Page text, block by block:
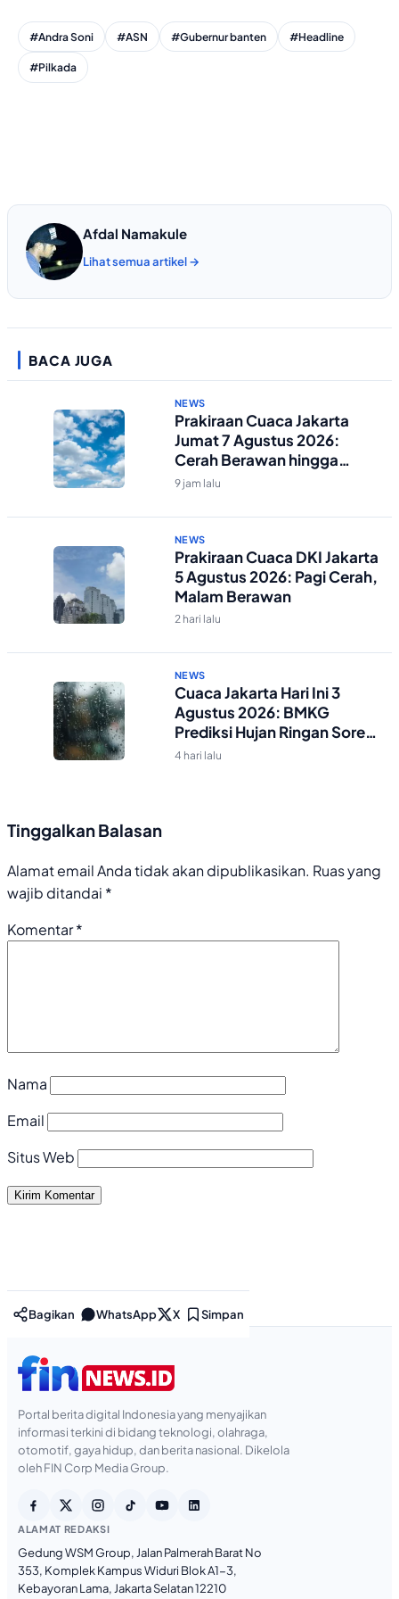
#Andra Soni #ASN #Gubernur banten #Headline
#Pilkada
Afdal Namakule
Lihat semua artikel →
BACA JUGA
NEWS
Prakiraan Cuaca Jakarta
Jumat 7 Agustus 2026:
Cerah Berawan hingga
Malam
9 jam lalu
NEWS
Prakiraan Cuaca DKI Jakarta
5 Agustus 2026: Pagi Cerah,
Malam Berawan
2 hari lalu
NEWS
Cuaca Jakarta Hari Ini 3
Agustus 2026: BMKG
Prediksi Hujan Ringan Sore-
Malam
4 hari lalu
Tinggalkan Balasan
Alamat email Anda tidak akan dipublikasikan. Ruas yang
wajib ditandai *
Komentar*
Nama
Email
Situs Web
Bagikan WhatsApp X Simpan
Portal berita digital Indonesia yang menyajikan
informasi terkini di bidang teknologi, olahraga,
otomotif, gaya hidup, dan berita nasional. Dikelola
oleh FIN Corp Media Group.
ALAMAT REDAKSI
Gedung WSM Group, Jalan Palmerah Barat No
353, Komplek Kampus Widuri Blok A1-3,
Kebayoran Lama, Jakarta Selatan 12210